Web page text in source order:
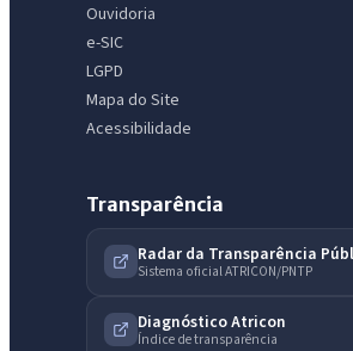
Ouvidoria
e-SIC
LGPD
Mapa do Site
Acessibilidade
Transparência
Radar da Transparência
Sistema oficial ATRICON/PNTP
Diagnóstico Atricon
Índice de transparência
IntGest AI
Assistente do Portal